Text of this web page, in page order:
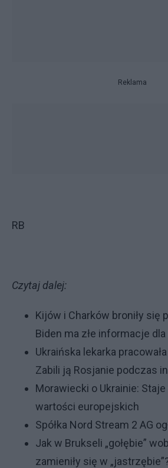
Reklama
RB
Czytaj dalej:
Kijów i Charków broniły się
Biden ma złe informacje dla
Ukraińska lekarka
Zabili ją Rosjanie podczas
Morawiecki o Ukrainie:
wartości europejskich
Spółka Nord Stream 2 AG
Jak w Brukseli „gołębie”
zamieniły się w